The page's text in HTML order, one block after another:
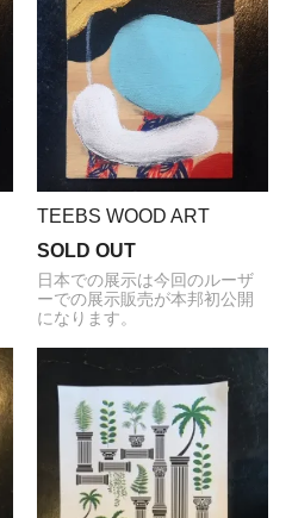
TEEBS WOOD ART
SOLD OUT
日本での展示は今回のルーザ
ーでの展示販売が本邦初公開
になります。